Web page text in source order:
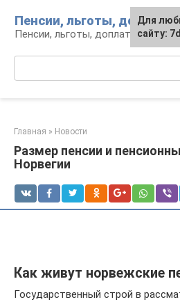
контенту
Пенсии, льготы, доплаты
Пенсии, льготы, доплаты:
Главная » Новости
Размер пенсии и
Норвегии
Как живут норвежские
Государственный строй в
Для
сайту: